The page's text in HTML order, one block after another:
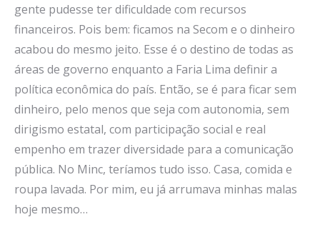
gente pudesse ter dificuldade com recursos
financeiros. Pois bem: ficamos na Secom e o dinheiro
acabou do mesmo jeito. Esse é o destino de todas as
áreas de governo enquanto a Faria Lima definir a
política econômica do país. Então, se é para ficar sem
dinheiro, pelo menos que seja com autonomia, sem
dirigismo estatal, com participação social e real
empenho em trazer diversidade para a comunicação
pública. No Minc, teríamos tudo isso. Casa, comida e
roupa lavada. Por mim, eu já arrumava minhas malas
hoje mesmo…